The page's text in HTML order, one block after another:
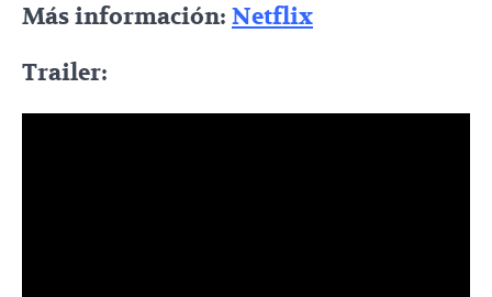
Más información: Netflix
Trailer: